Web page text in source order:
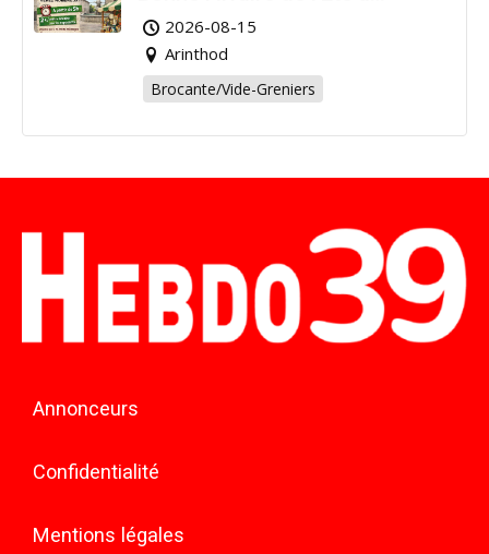
Arinthod !
2026-08-15
Arinthod
Brocante/Vide-Greniers